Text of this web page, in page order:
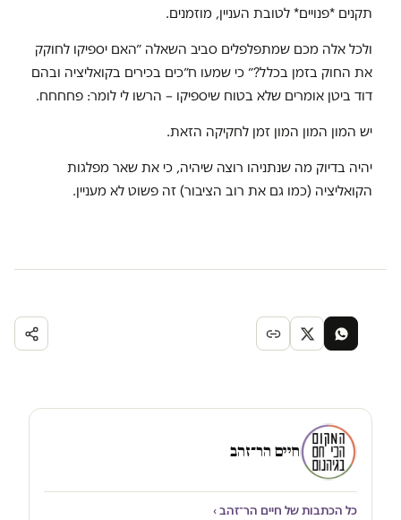
תקנים *פנויים* לטובת העניין, מוזמנים.
ולכל אלה מכם שמתפלפלים סביב השאלה ״האם יספיקו לחוקק
את החוק בזמן בכלל?״ כי שמעו ח״כים בכירים בקואליציה ובהם
דוד ביטן אומרים שלא בטוח שיספיקו – הרשו לי לומר: פחחחח.
יש המון המון המון זמן לחקיקה הזאת.
יהיה בדיוק מה שנתניהו רוצה שיהיה, כי את שאר מפלגות
הקואליציה (כמו גם את רוב הציבור) זה פשוט לא מעניין.
חיים הר־זהב
כל הכתבות של חיים הר־זהב ›